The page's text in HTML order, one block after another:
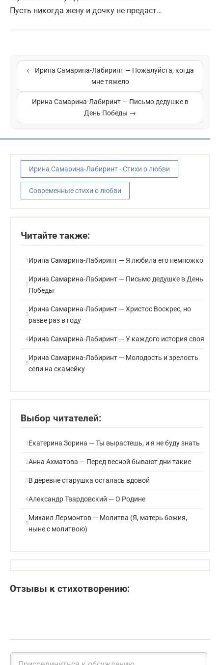
Пусть никогда жену и дочку не предаст…
← Ирина Самарина-Лабиринт — Пожалуйста, когда
мне тяжело
Ирина Самарина-Лабиринт — Письмо дедушке в
День Победы →
Ирина Самарина-Лабиринт - Стихи о любви
Современные стихи о любви
Читайте также:
Ирина Самарина-Лабиринт — Я любила его немножко
Ирина Самарина-Лабиринт — Письмо дедушке в День
Победы
Ирина Самарина-Лабиринт — Христос Воскрес, но
разве раз в году
Ирина Самарина-Лабиринт — У каждого история своя
Ирина Самарина-Лабиринт — Молодость и зрелость
сели на скамейку
Выбор читателей:
Екатерина Зорина — Ты вырастешь, и я не буду знать
Анна Ахматова — Перед весной бывают дни такие
В деревне старушка осталась вдовой
Александр Твардовский — О Родине
Михаил Лермонтов — Молитва (Я, матерь божия,
ныне с молитвою)
Отзывы к стихотворению: